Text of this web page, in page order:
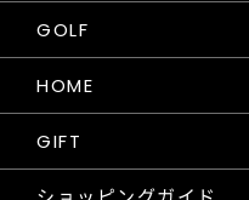
GOLF
HOME
GIFT